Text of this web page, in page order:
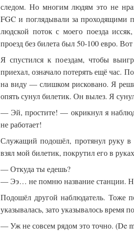
следом. Но многим людям это не
FGC и поглядывали за проходящими
людской поток с моего поезда
проезд без билета был 50-100 евро.
Я спустился к поездам, чтобы
приехал, означало потерять ещё час.
на виду — слишком рисковано. Я
опять сунул билетик. Он вылез. Я
— Эй, простите! — окрикнул я
не работает!
Служащий подошёл, протянул руку в
взял мой билетик, покрутил его в
— Откуда ты едешь?
— Ээ… не помню название станции.
Подошёл другой наблюдатель. Тоже
указывалась, зато указывалось время
— Уж не совсем рядом это точно. (De